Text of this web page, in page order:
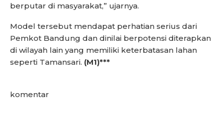
berputar di masyarakat,” ujarnya.
Model tersebut mendapat perhatian serius dari
Pemkot Bandung dan dinilai berpotensi diterapkan
di wilayah lain yang memiliki keterbatasan lahan
seperti Tamansari. (M1)***
komentar